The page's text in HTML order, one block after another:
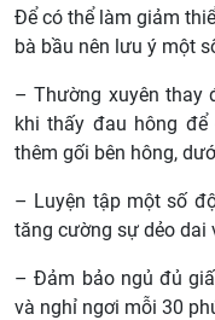
Để có thể làm giảm
bà bầu nên lưu ý một
– Thường xuyên thay
khi thấy đau hông
thêm gối bên hông,
– Luyện tập một số
tăng cường sự dẻo dai
– Đảm bảo ngủ đủ
và nghỉ ngơi mỗi 30